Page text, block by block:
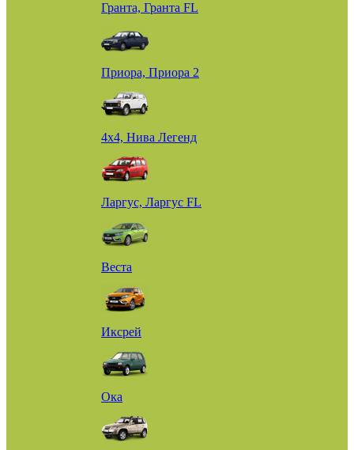
Гранта, Гранта FL
Приора, Приора 2
4х4, Нива Легенд
Ларгус, Ларгус FL
Веста
Иксрей
Ока